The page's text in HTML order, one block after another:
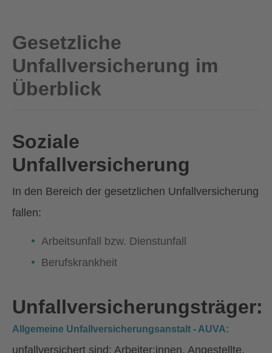
Gesetzliche
Unfallversicherung im
Überblick
Soziale
Unfallversicherung
In den Bereich der gesetzlichen Unfallversicherung
fallen:
Arbeitsunfall bzw. Dienstunfall
Berufskrankheit
Unfallversicherungsträger:
Allgemeine Unfallversicherungsanstalt - AUVA:
unfallversichert sind: Arbeiter:innen, Angestellte,